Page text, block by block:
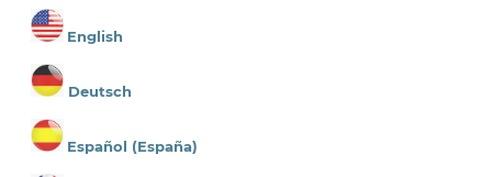
English
Deutsch
Español (España)